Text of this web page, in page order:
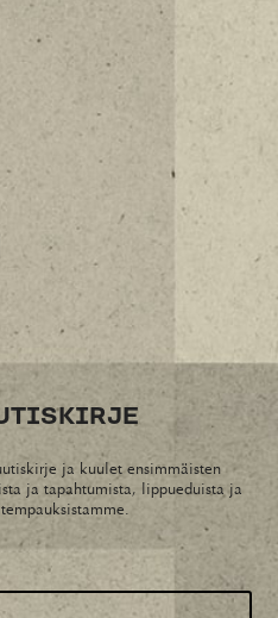
ja kuulet ensimmäisten
ja tapahtumista, lippueduista ja